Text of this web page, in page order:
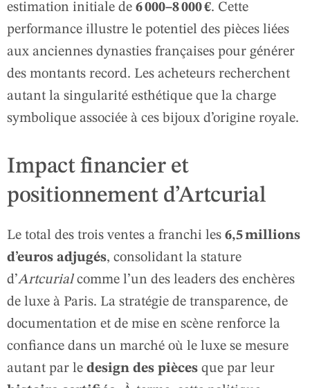
estimation initiale de 6 000–8 000 €. Cette
performance illustre le potentiel des pièces liées
aux anciennes dynasties françaises pour générer
des montants record. Les acheteurs recherchent
autant la singularité esthétique que la charge
symbolique associée à ces bijoux d’origine royale.
Impact financier et
positionnement d’Artcurial
Le total des trois ventes a franchi les 6,5 millions
d’euros adjugés, consolidant la stature
d’Artcurialcomme l’un des leaders des enchères
de luxe à Paris. La stratégie de transparence, de
documentation et de mise en scène renforce la
confiance dans un marché où le luxe se mesure
autant par le design des pièces que par leur